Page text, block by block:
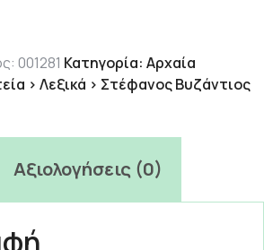
€.
10.39 €.
001281 Κατηγορία: Αρχαία
> Λεξικά > Στέφανος Βυζάντιος
Αξιολογήσεις (0)